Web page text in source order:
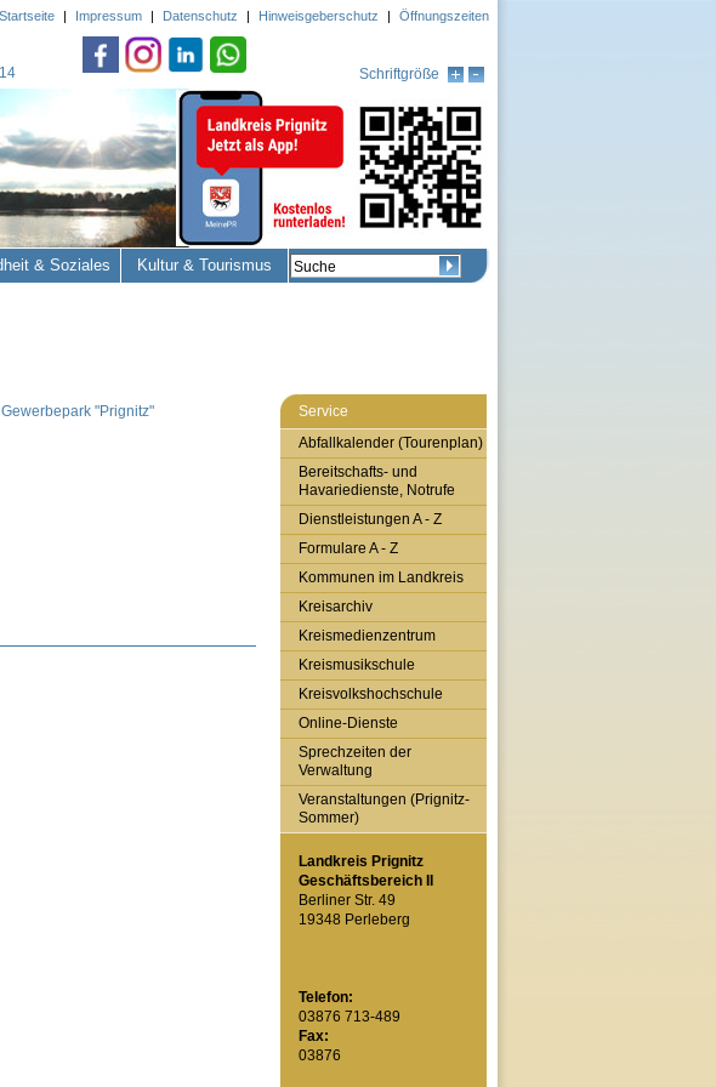
"Prignitz"
Service
Abfallkalender (Tourenplan)
Bereitschafts- und
Havariedienste, Notrufe
Dienstleistungen A - Z
Formulare A - Z
Kommunen im Landkreis
Kreisarchiv
Kreismedienzentrum
Kreismusikschule
Kreisvolkshochschule
Online-Dienste
Sprechzeiten der
Verwaltung
Veranstaltungen (Prignitz-
Sommer)
Landkreis Prignitz
Geschäftsbereich II
Berliner Str. 49
19348 Perleberg
Telefon:
03876 713-489
Fax:
03876
Schriftgröße
Startseite | Impressum | Datenschutz | Hinweisgeberschutz | Öffnungszeiten
& Soziales Kultur & Tourismus